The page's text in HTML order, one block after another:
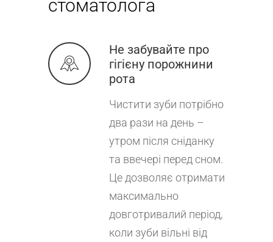
стоматолога
Не забувайте про
гігієну порожнини
рота
Чистити зуби потрібно
два рази на день –
утром після сніданку
та ввечері перед сном.
Це дозволяє отримати
максимально
довготривалий період,
коли зуби вільні від